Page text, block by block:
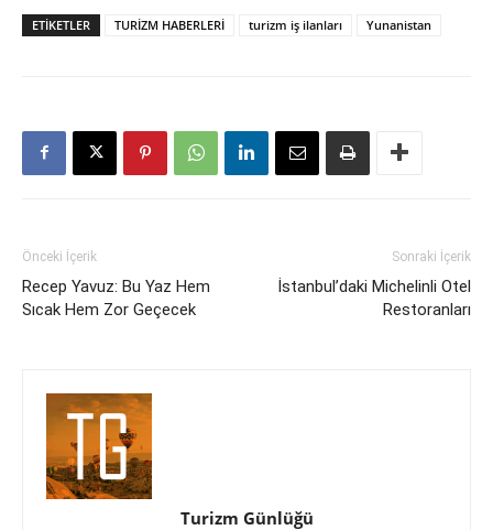
ETIKETLER TURİZM HABERLERİ turizm iş ilanları Yunanistan
Önceki İçerik
Recep Yavuz: Bu Yaz Hem
Sıcak Hem Zor Geçecek
Sonraki İçerik
İstanbul’daki Michelinli Otel
Restoranları
Turizm Günlüğü